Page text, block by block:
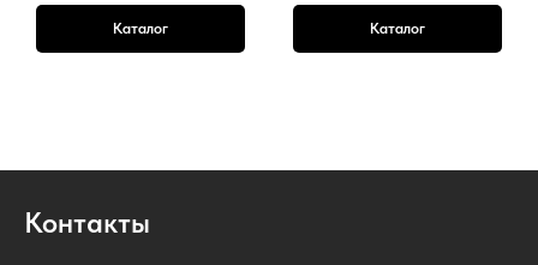
Каталог Каталог
Контакты